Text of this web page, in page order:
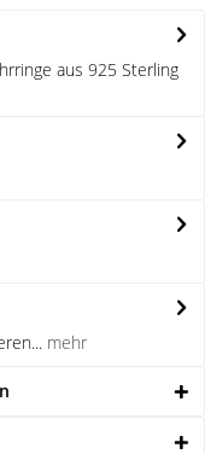
aus 925 Sterling
mehr